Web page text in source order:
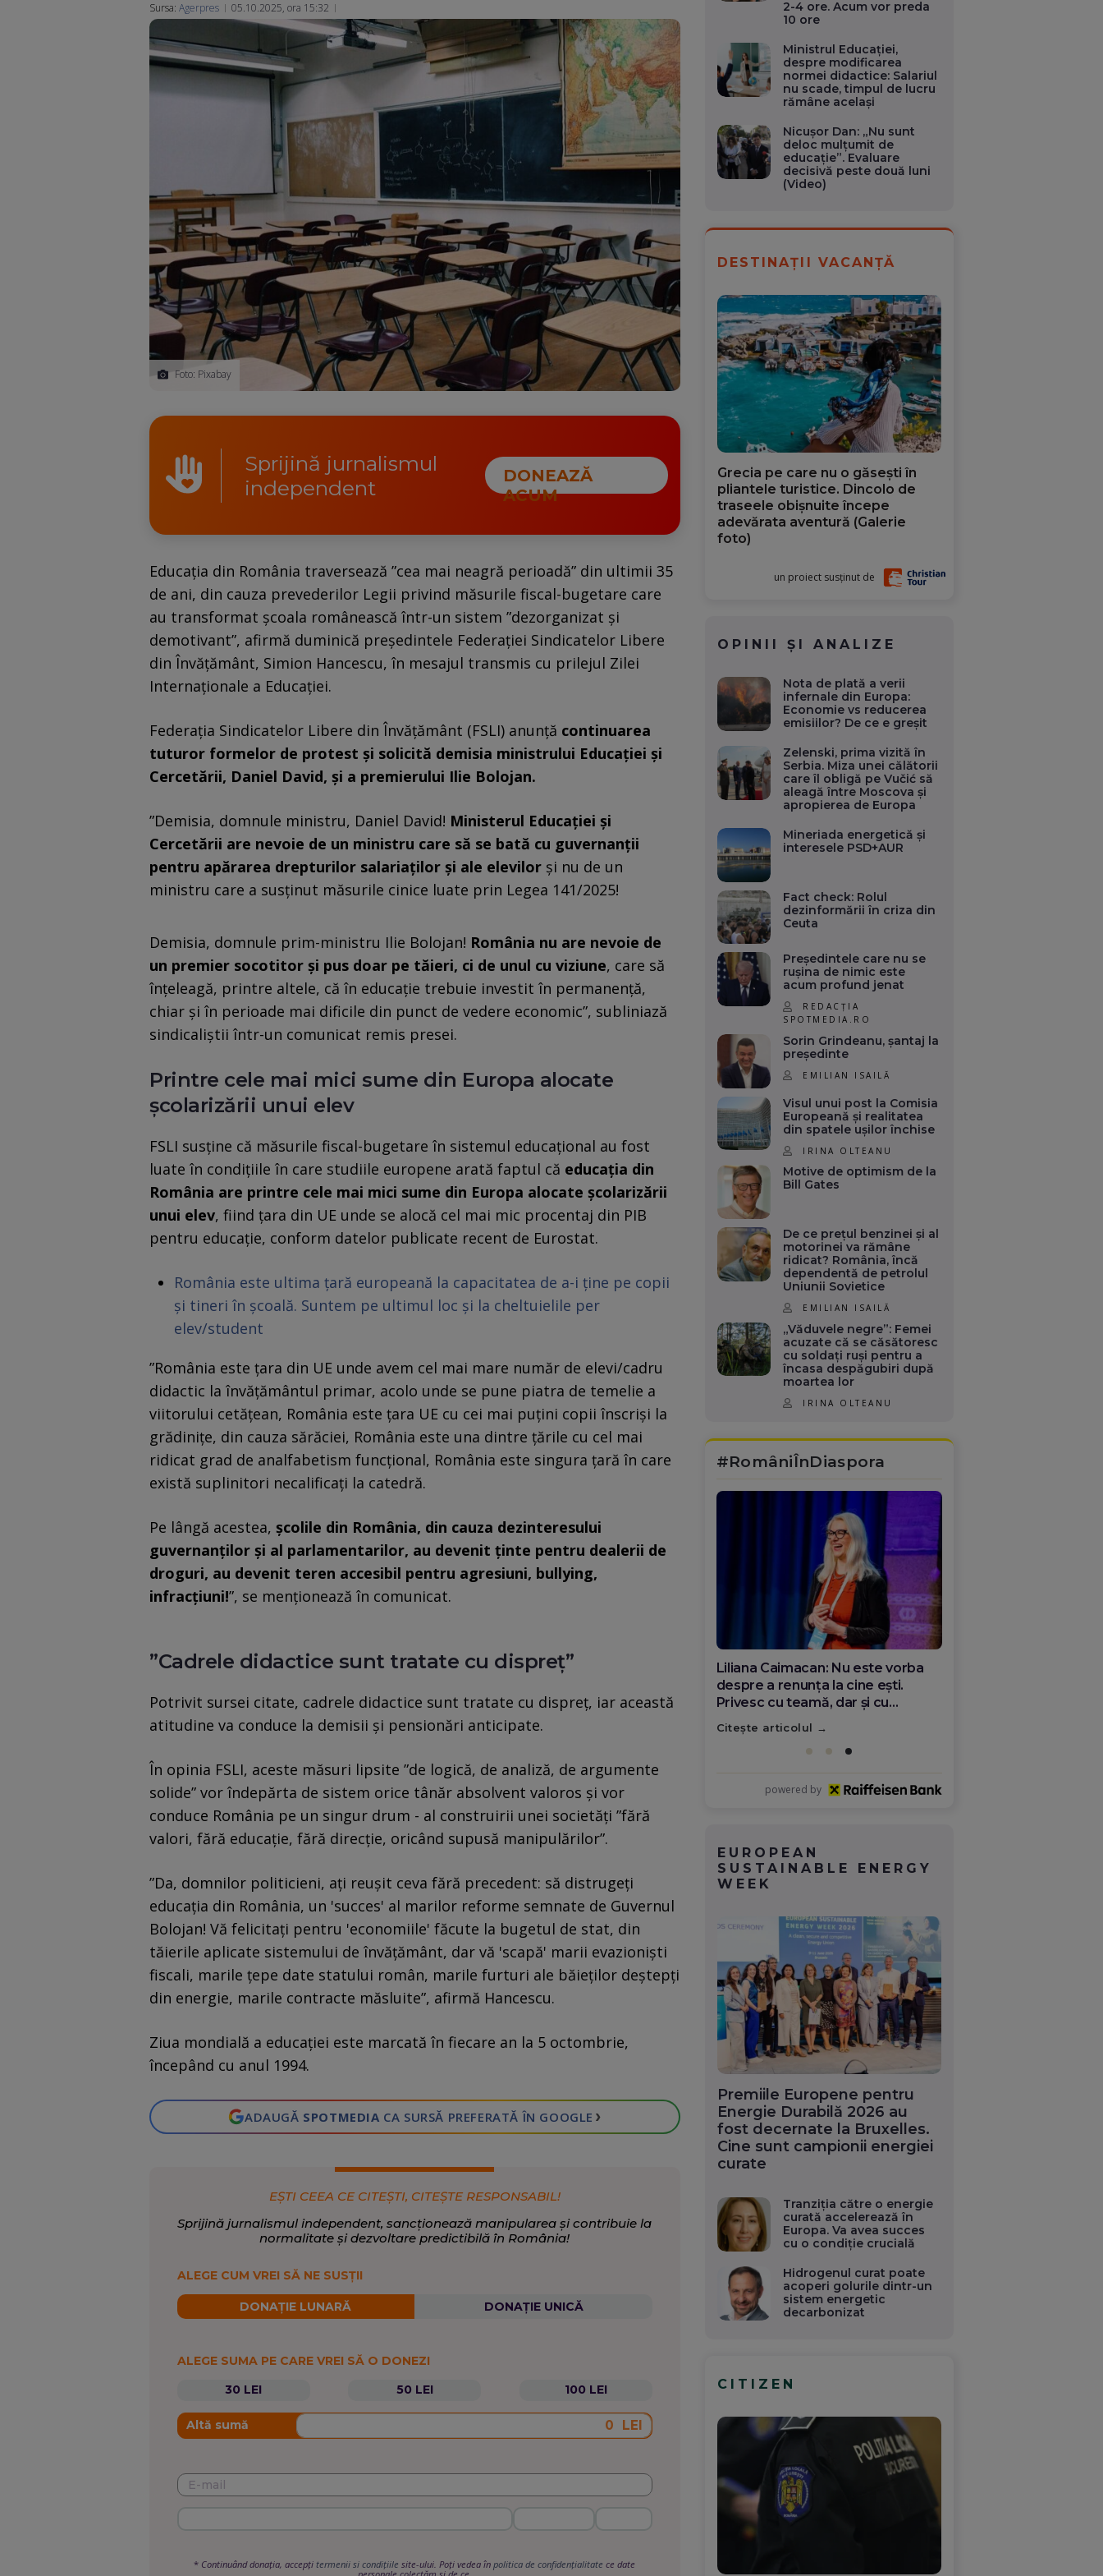
Sursa: Agerpres 05.10.2025, ora 15:32
Foto: Pixabay
Sprijină jurnalismul
independent
DONEAZĂ
ACUM
Educația din România traversează ”cea mai neagră perioadă” din ultimii 35
de ani, din cauza prevederilor Legii privind măsurile fiscal-bugetare care
au transformat școala românească într-un sistem ”dezorganizat și
demotivant”, afirmă duminică președintele Federației Sindicatelor Libere
din Învățământ, Simion Hancescu, în mesajul transmis cu prilejul Zilei
Internaționale a Educației.
Federația Sindicatelor Libere din Învățământ (FSLI) anunță continuarea
tuturor formelor de protest și solicită demisia ministrului Educației și
Cercetării, Daniel David, și a premierului Ilie Bolojan.
”Demisia, domnule ministru, Daniel David! Ministerul Educației și
Cercetării are nevoie de un ministru care să se bată cu guvernanții
pentru apărarea drepturilor salariaților și ale elevilor și nu de un
ministru care a susținut măsurile cinice luate prin Legea 141/2025!
Demisia, domnule prim-ministru Ilie Bolojan! România nu are nevoie de
un premier socotitor și pus doar pe tăieri, ci de unul cu viziune, care să
înțeleagă, printre altele, că în educație trebuie investit în permanență,
chiar și în perioade mai dificile din punct de vedere economic”, subliniază
sindicaliștii într-un comunicat remis presei.
Printre cele mai mici sume din Europa alocate
școlarizării unui elev
FSLI susține că măsurile fiscal-bugetare în sistemul educațional au fost
luate în condițiile în care studiile europene arată faptul că educația din
România are printre cele mai mici sume din Europa alocate școlarizării
unui elev, fiind țara din UE unde se alocă cel mai mic procentaj din PIB
pentru educație, conform datelor publicate recent de Eurostat.
România este ultima țară europeană la capacitatea de a-i ține pe copii
și tineri în școală. Suntem pe ultimul loc și la cheltuielile per
elev/student
”România este țara din UE unde avem cel mai mare număr de elevi/cadru
didactic la învățământul primar, acolo unde se pune piatra de temelie a
viitorului cetățean, România este țara UE cu cei mai puțini copii înscriși la
grădinițe, din cauza sărăciei, România este una dintre țările cu cel mai
ridicat grad de analfabetism funcțional, România este singura țară în care
există suplinitori necalificați la catedră.
Pe lângă acestea, școlile din România, din cauza dezinteresului
guvernanților și al parlamentarilor, au devenit ținte pentru dealerii de
droguri, au devenit teren accesibil pentru agresiuni, bullying,
infracțiuni!”, se menționează în comunicat.
”Cadrele didactice sunt tratate cu dispreț”
Potrivit sursei citate, cadrele didactice sunt tratate cu dispreț, iar această
atitudine va conduce la demisii și pensionări anticipate.
În opinia FSLI, aceste măsuri lipsite ”de logică, de analiză, de argumente
solide” vor îndepărta de sistem orice tânăr absolvent valoros și vor
conduce România pe un singur drum - al construirii unei societăți ”fără
valori, fără educație, fără direcție, oricând supusă manipulărilor”.
”Da, domnilor politicieni, ați reușit ceva fără precedent: să distrugeți
educația din România, un 'succes' al marilor reforme semnate de Guvernul
Bolojan! Vă felicitați pentru 'economiile' făcute la bugetul de stat, din
tăierile aplicate sistemului de învățământ, dar vă 'scapă' marii evazioniști
fiscali, marile țepe date statului român, marile furturi ale băieților deștepți
din energie, marile contracte măsluite”, afirmă Hancescu.
Ziua mondială a educației este marcată în fiecare an la 5 octombrie,
începând cu anul 1994.
ADAUGĂ SPOTMEDIA CA SURSĂ PREFERATĂ ÎN GOOGLE ›
EȘTI CEEA CE CITEȘTI, CITEȘTE RESPONSABIL!
Sprijină jurnalismul independent, sancționează manipularea și contribuie la
normalitate și dezvoltare predictibilă în România!
ALEGE CUM VREI SĂ NE SUSȚII
DONAȚIE LUNARĂ DONAȚIE UNICĂ
ALEGE SUMA PE CARE VREI SĂ O DONEZI
30 LEI
50 LEI 100 LEI
Altă sumă LEI
* Continuând donația, accepțitermenii si condițiile site-ului. Poți vedea înpolitica de confidențialitate ce date
2-4 ore. Acum vor preda
10 ore
Ministrul Educației,
despre modificarea
normei didactice: Salariul
nu scade, timpul de lucru
rămâne același
Nicușor Dan: „Nu sunt
deloc mulțumit de
educație”. Evaluare
decisivă peste două luni
(Video)
DESTINAȚII VACANȚĂ
Grecia pe care nu o găsești în
pliantele turistice. Dincolo de
traseele obișnuite începe
adevărata aventură (Galerie
foto)
un proiect susținut de
OPINII ȘI ANALIZE
Nota de plată a verii
infernale din Europa:
Economie vs reducerea
emisiilor? De ce e greșit
Zelenski, prima vizită în
Serbia. Miza unei călătorii
care îl obligă pe Vučić să
aleagă între Moscova și
apropierea de Europa
Mineriada energetică și
interesele PSD+AUR
Fact check: Rolul
dezinformării în criza din
Ceuta
Președintele care nu se
rușina de nimic este
acum profund jenat
REDACȚIA
SPOTMEDIA.RO
Sorin Grindeanu, șantaj la
președinte
EMILIAN ISAILĂ
Visul unui post la Comisia
Europeană și realitatea
din spatele ușilor închise
IRINA OLTEANU
Motive de optimism de la
Bill Gates
De ce prețul benzinei și al
motorinei va rămâne
ridicat? România, încă
dependentă de petrolul
Uniunii Sovietice
EMILIAN ISAILĂ
„Văduvele negre”: Femei
acuzate că se căsătoresc
cu soldați ruși pentru a
încasa despăgubiri după
moartea lor
IRINA OLTEANU
#RomâniÎnDiaspora
Diana Olar, românca de la Google
care demonstrează că diaspora
poate schimba România
Citește articolul
powered by
EUROPEAN
SUSTAINABLE ENERGY
WEEK
Premiile Europene pentru
Energie Durabilă 2026 au
fost decernate la Bruxelles.
Cine sunt campionii energiei
curate
Tranziția către o energie
curată accelerează în
Europa. Va avea succes
cu o condiție crucială
Hidrogenul curat poate
acoperi golurile dintr-un
sistem energetic
decarbonizat
CITIZEN